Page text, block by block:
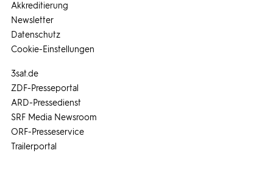
3sat.de
ZDF-Presseportal
ARD-Pressedienst
SRF Media Newsroom
ORF-Presseservice
Trailerportal
Akkreditierung
Newsletter
Datenschutz
Cookie-Einstellungen